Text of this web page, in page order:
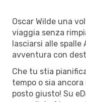
Oscar Wilde una
viaggia senza
lasciarsi alle spalle
avventura con
Che tu stia
tempo o sia
posto giusto! Su